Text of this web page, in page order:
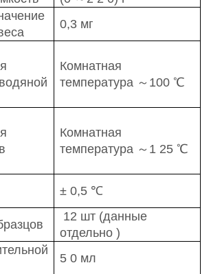
0,3 мг
Комнатная
температура ～ 100 ℃
Комнатная
температура ～ 1 25 ℃
± 0,5 ℃
12 шт (данные
отдельно )
5 0 мл